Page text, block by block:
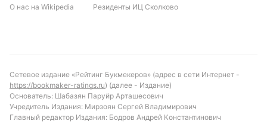
Исходя из текущей формы и статистики личных
противостоянии этих команд. Также интересным
вариантом может стать ставка на индивидуальный
тотал желтых карточек Сиони больше 0.5 во
втором тайме, учитывая тенденции последних
О нас на Wikipedia Резиденты ИЦ Сколково
Сетевое издание «Рейтинг Букмекеров» (адрес в сети Интернет -
https://bookmaker-ratings.ru) (далее - Издание)
Основатель: Шабазян Паруйр Арташесович
Учредитель Издания: Мирзоян Сергей Владимирович
Главный редактор Издания: Бодров Андрей Константинович